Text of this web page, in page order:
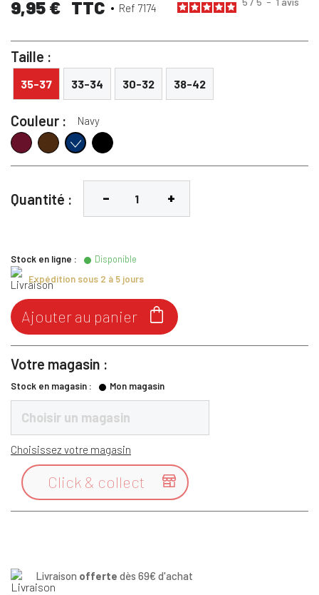
9,95 € TTC Ref 7174
Taille :
35-37 33-34 30-32 38-42
Couleur : Navy
BordeauxMarronNavy Noir
Quantité :
Stock en ligne :
Disponible
Expédition sous 2 à 5 jours

Ajouter au panier
Votre magasin :
Stock en magasin : Mon magasin
Choisir un magasin
Choisissez votre magasin

Click & collect
Livraison offerte dès 69€ d'achat